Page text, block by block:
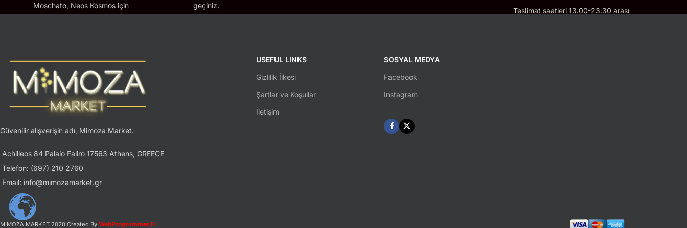
Moschato, Neos Kosmos için
geçerlidir.
geçiniz.
Teslimat saatleri 13.00-23.30 arası
Güvenilir alışverişin adı, Mimoza Market.
Achilleos 84 Palaio Faliro 17563 Athens, GREECE
Telefon: (697) 210 2760
Email: info@mimozamarket.gr
USEFUL LINKS
Gizlilik İlkesi
Şartlar ve Koşullar
İletişim
SOSYAL MEDYA
Facebook
Instagram
MIMOZA MARKET 2020 Created By WebProgrammer.Fi